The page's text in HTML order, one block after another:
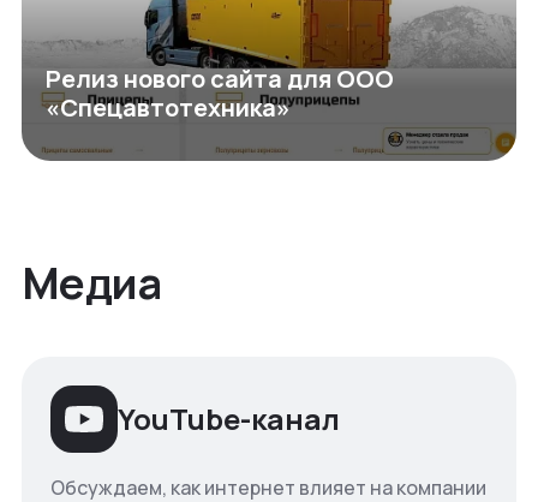
Релиз нового сайта для ООО
«Спецавтотехника»
Медиа
YouTube-канал
Обсуждаем, как интернет влияет на компании